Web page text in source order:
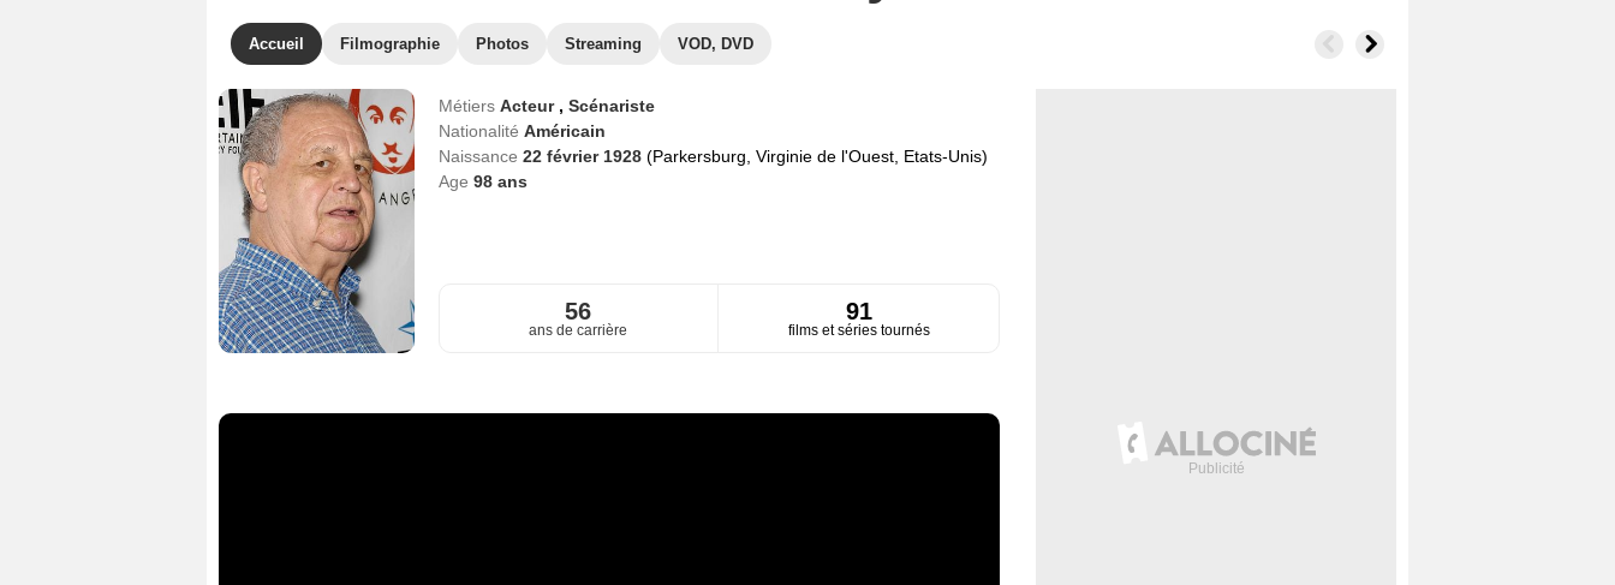
Accueil Filmographie Photos Streaming VOD, DVD
Métiers Acteur , Scénariste
Nationalité Américain
Naissance 22 février 1928 (Parkersburg, Virginie de l'Ouest, Etats-Unis)
Age 98ans
56
ans de carrière
91
films et séries tournés